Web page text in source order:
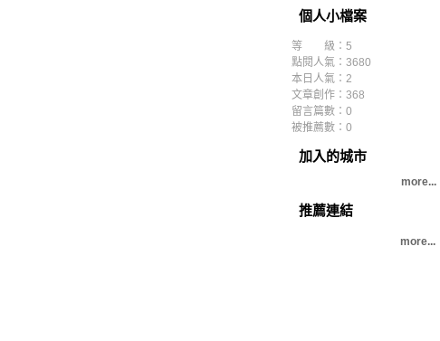
個人小檔案
等 級：5
點閱人氣：3680
本日人氣：2
文章創作：368
留言篇數：0
被推薦數： 0
加入的城市
more...
推薦連結
more...